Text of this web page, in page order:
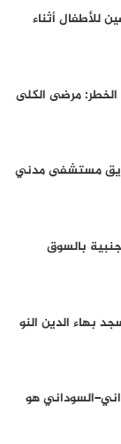
أثناء
مرضى الكلى
مستشفى مدني
بالسوق
بهاء الدين النو
هو